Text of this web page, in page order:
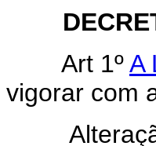
Art 1ºA
vigorar com